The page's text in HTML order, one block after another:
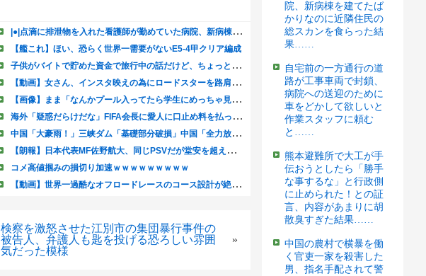
検察を激怒させた江別市の集団暴行事件の
被告人、弁護人も匙を投げる恐ろしい雰囲
気だった模様
»
院、新病棟を建てたば
かりなのに近隣住民の
総スカンを食らった結
果……
自宅前の一方通行の道
路が工事車両で封鎖、
病院への送迎のために
車をどかして欲しいと
作業スタッフに頼む
と……
熊本避難所で大工が手
伝おうとしたら「勝手
な事するな」と行政側
に止められた！との証
言、内容があまりに胡
散臭すぎた結果……
中国の農村で横暴を働
く官吏一家を殺害した
男、指名手配されて警